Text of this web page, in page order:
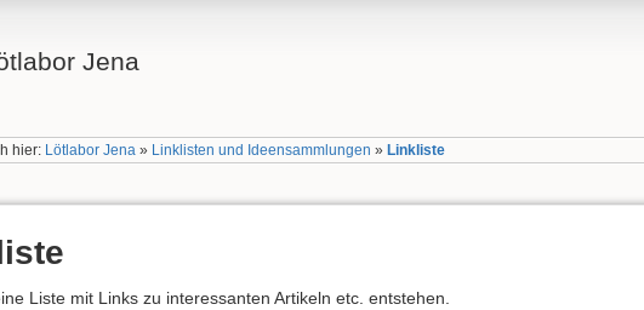
Jena
hier: Lötlabor Jena » Linklisten und Ideensammlungen » Linkliste
Liste mit Links zu interessanten Artikeln etc. entstehen.